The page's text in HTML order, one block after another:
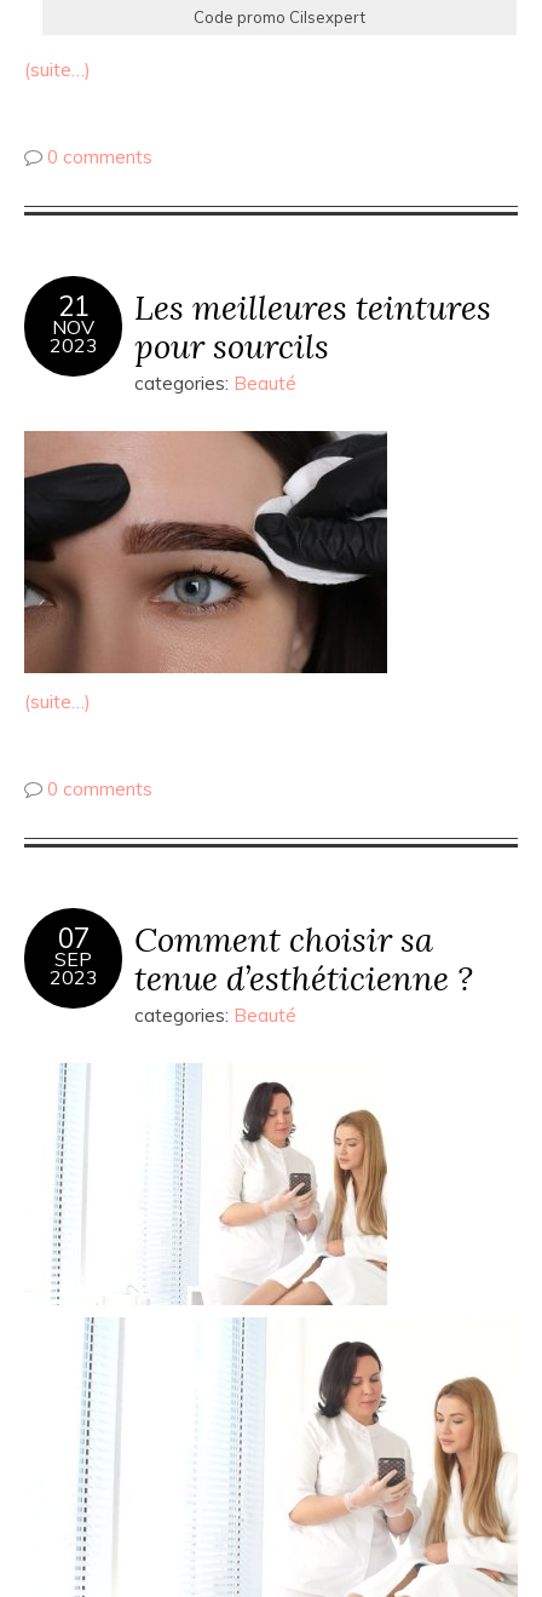
Code promo Cilsexpert
(suite…)
0 comments
21
NOV
2023
Les meilleures teintures
pour sourcils
categories: Beauté
(suite…)
0 comments
07
SEP
2023
Comment choisir sa
tenue d’esthéticienne ?
categories: Beauté